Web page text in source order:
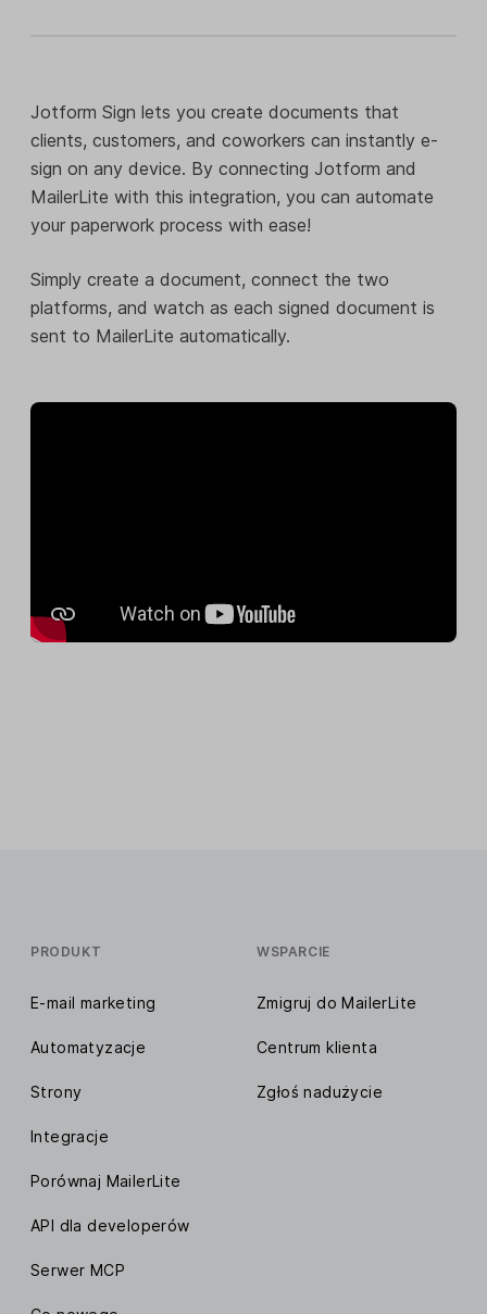
Jotform Sign lets you create documents that
clients, customers, and coworkers can instantly e-
sign on any device. By connecting Jotform and
MailerLite with this integration, you can automate
your paperwork process with ease!
Simply create a document, connect the two
platforms, and watch as each signed document is
sent to MailerLite automatically.
PRODUKT
E-mail marketing
Automatyzacje
Strony
Integracje
Porównaj MailerLite
API dla developerów
Serwer MCP
WSPARCIE
Zmigruj do MailerLite
Centrum klienta
Zgłoś nadużycie